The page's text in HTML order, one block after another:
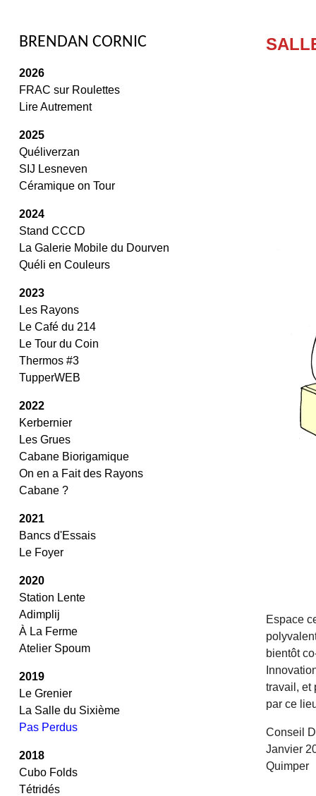
BRENDAN CORNIC
2026
FRAC sur Roulettes
Lire Autrement
2025
Quéliverzan
SIJ Lesneven
Céramique on Tour
2024
Stand CCCD
La Galerie Mobile du Dourven
Quéli en Couleurs
2023
Les Rayons
Le Café du 214
Le Tour du Coin
Thermos #3
TupperWEB
2022
Kerbernier
Les Grues
Cabane Biorigamique
On en a Fait des Rayons
Cabane ?
2021
Bancs d'Essais
Le Foyer
2020
Station Lente
Adimplij
À La Ferme
Atelier Spoum
2019
Le Grenier
La Salle du Sixième
Pas Perdus
2018
Cubo Folds
Tétridés
Espace
bientôt
travail, et
par ce
Conseil
Janvier
Quimper